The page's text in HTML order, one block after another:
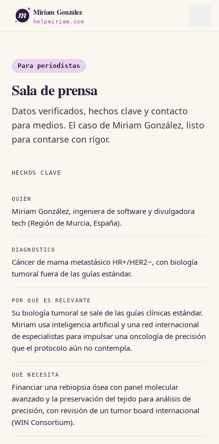
m Miriam González
helpmiriam.com
Para periodistas
Sala de prensa
Datos verificados, hechos clave y contacto
para medios. El caso de Miriam González, listo
para contarse con rigor.
HECHOS CLAVE
QUIÉN
Miriam González, ingeniera de software y divulgadora
tech (Región de Murcia, España).
DIAGNÓSTICO
Cáncer de mama metastásico HR+/HER2−, con biología
tumoral fuera de las guías estándar.
POR QUÉ ES RELEVANTE
Su biología tumoral se sale de las guías clínicas estándar.
Miriam usa inteligencia artificial y una red internacional
de especialistas para impulsar una oncología de precisión
que el protocolo aún no contempla.
QUÉ NECESITA
Financiar una rebiopsia ósea con panel molecular
avanzado y la preservación del tejido para análisis de
precisión, con revisión de un tumor board internacional
(WIN Consortium).